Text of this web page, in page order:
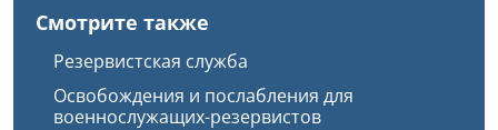
Смотрите также
Резервистская служба
Освобождения и послабления для
военнослужащих-резервистов